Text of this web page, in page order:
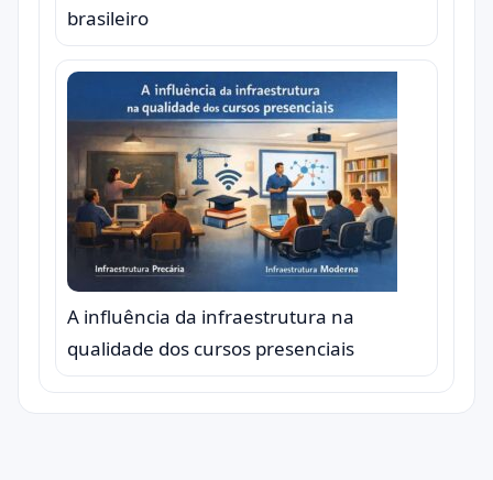
brasileiro
A influência da infraestrutura na
qualidade dos cursos presenciais